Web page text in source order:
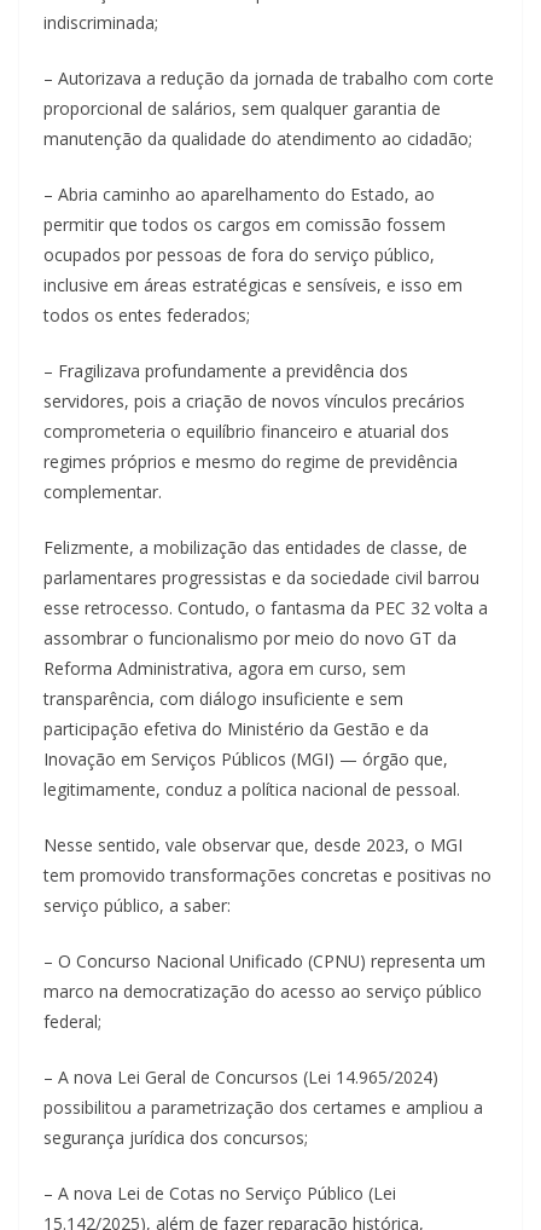
indiscriminada;
– Autorizava a redução da jornada de trabalho com corte
proporcional de salários, sem qualquer garantia de
manutenção da qualidade do atendimento ao cidadão;
– Abria caminho ao aparelhamento do Estado, ao
permitir que todos os cargos em comissão fossem
ocupados por pessoas de fora do serviço público,
inclusive em áreas estratégicas e sensíveis, e isso em
todos os entes federados;
– Fragilizava profundamente a previdência dos
servidores, pois a criação de novos vínculos precários
comprometeria o equilíbrio financeiro e atuarial dos
regimes próprios e mesmo do regime de previdência
complementar.
Felizmente, a mobilização das entidades de classe, de
parlamentares progressistas e da sociedade civil barrou
esse retrocesso. Contudo, o fantasma da PEC 32 volta a
assombrar o funcionalismo por meio do novo GT da
Reforma Administrativa, agora em curso, sem
transparência, com diálogo insuficiente e sem
participação efetiva do Ministério da Gestão e da
Inovação em Serviços Públicos (MGI) — órgão que,
legitimamente, conduz a política nacional de pessoal.
Nesse sentido, vale observar que, desde 2023, o MGI
tem promovido transformações concretas e positivas no
serviço público, a saber:
– O Concurso Nacional Unificado (CPNU) representa um
marco na democratização do acesso ao serviço público
federal;
– A nova Lei Geral de Concursos (Lei 14.965/2024)
possibilitou a parametrização dos certames e ampliou a
segurança jurídica dos concursos;
– A nova Lei de Cotas no Serviço Público (Lei
15.142/2025), além de fazer reparação histórica,